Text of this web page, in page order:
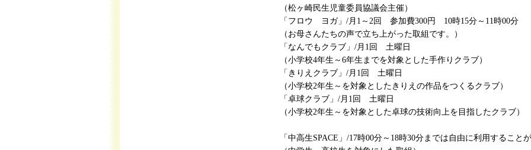
（松ヶ崎民生児童委員協議会主催）
「フロウ ヨガ」/月1～2回 参加費300円 10時15分～11時00分
（お母さんたちの声で立ち上がった取組です。）
「なんでもクラブ」/月1回 土曜日
（小学校4年生～6年生までを対象とした手作りクラブ）
「きりえクラブ」/月1回 土曜日
（小学校2年生～を対象としたきりえの作品をつくるクラブ）
「卓球クラブ」/月1回 土曜日
（小学校2年生～を対象とした卓球の技術向上を目指したクラブ）
「中高生SPACE」/17時00分～18時30分までは自由に利用するこ